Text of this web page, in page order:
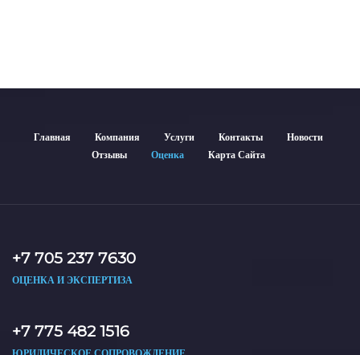
Главная Компания Услуги Контакты
Новости
Отзывы
Оценка Карта Сайта
+7 705 237 7630
ОЦЕНКА И ЭКСПЕРТИЗА
+7 775 482 1516